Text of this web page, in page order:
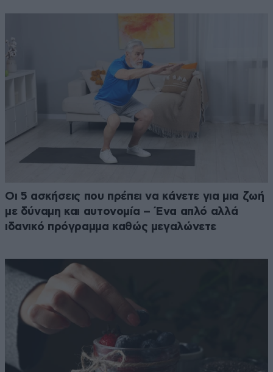
Οι 5 ασκήσεις που πρέπει να κάνετε για μια ζωή
με δύναμη και αυτονομία – Ένα απλό αλλά
ιδανικό πρόγραμμα καθώς μεγαλώνετε